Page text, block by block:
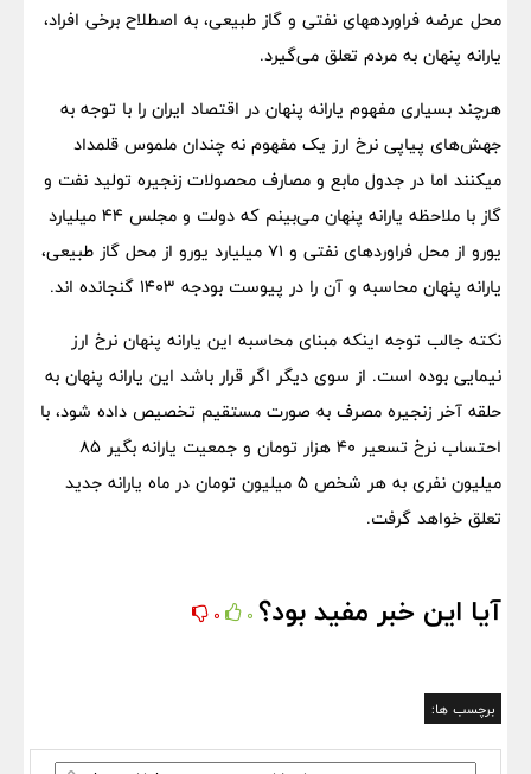
محل عرضه فراوردههای نفتی و گاز طبیعی، به اصطلاح برخی افراد،
یارانه پنهان به مردم تعلق می‌گیرد.
هرچند بسیاری مفهوم یارانه پنهان در اقتصاد ایران را با توجه به
جهش‌های پیاپی نرخ ارز یک مفهوم نه چندان ملموس قلمداد
میکنند اما در جدول مابع و مصارف محصولات زنجیره تولید نفت و
گاز با ملاحظه یارانه پنهان می‌بینم که دولت و مجلس ۴۴ میلیارد
یورو از محل فراوردهای نفتی و ۷۱ میلیارد یورو از محل گاز طبیعی،‌
یارانه پنهان محاسبه و آن را در پیوست بودجه ۱۴۰۳ گنجانده اند.
نکته جالب توجه اینکه مبنای محاسبه این یارانه پنهان نرخ ارز
نیمایی بوده است. از سوی دیگر اگر قرار باشد این یارانه پنهان به
حلقه آخر زنجیره مصرف به صورت مستقیم تخصیص داده شود، با
احتساب نرخ تسعیر ۴۰ هزار تومان و جمعیت یارانه بگیر ۸۵
میلیون نفری به هر شخص ۵ میلیون تومان در ماه یارانه جدید
تعلق خواهد گرفت.
آیا این خبر مفید بود؟ 0
0
برچسب ها: